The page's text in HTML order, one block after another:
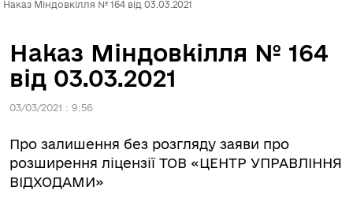
Наказ Міндовкілля № 164 від 03.03.2021
Наказ Міндовкілля № 164
від 03.03.2021
03/03/2021 : 9:56
Про залишення без розгляду заяви про
розширення ліцензії ТОВ «ЦЕНТР УПРАВЛІННЯ
ВІДХОДАМИ»